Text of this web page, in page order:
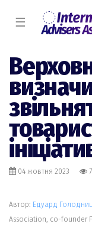
☰
04 жовтня 2023
Автор: Едуард
Association, co-founder